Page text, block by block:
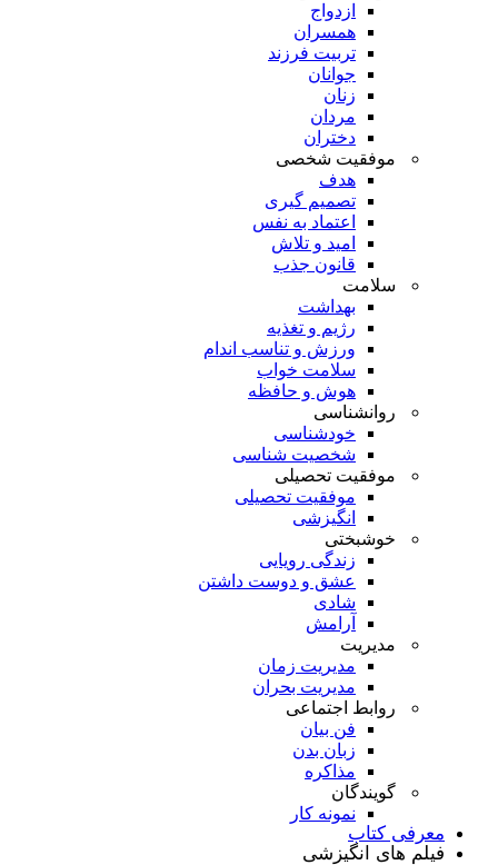
ازدواج
همسران
تربیت فرزند
جوانان
زنان
مردان
دختران
موفقیت شخصی
هدف
تصمیم گیری
اعتماد به نفس
امید و تلاش
قانون جذب
سلامت
بهداشت
رژیم و تغذیه
ورزش و تناسب اندام
سلامت خواب
هوش و حافظه
روانشناسی
خودشناسی
شخصیت شناسی
موفقیت تحصیلی
موفقیت تحصیلی
انگیزشی
خوشبختی
زندگی رویایی
عشق و دوست داشتن
شادی
آرامش
مدیریت
مدیریت زمان
مدیریت بحران
روابط اجتماعی
فن بیان
زبان بدن
مذاکره
گویندگان
نمونه کار
معرفی کتاب
فیلم های انگیزشی